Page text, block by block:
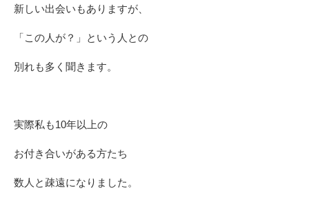
新しい出会いもありますが、
「この人が？」という人との
別れも多く聞きます。
実際私も10年以上の
お付き合いがある方たち
数人と疎遠になりました。